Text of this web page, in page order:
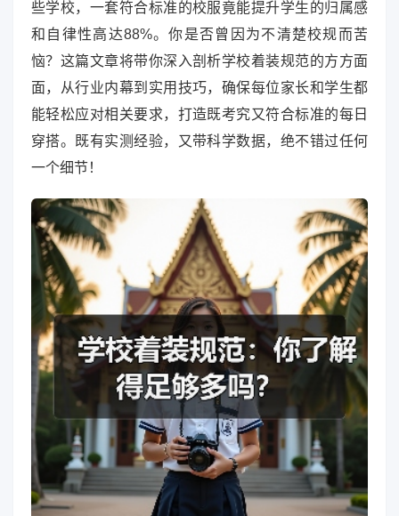
些学校，一套符合标准的校服竟能提升学生的归属感
和自律性高达88%。你是否曾因为不清楚校规而苦
恼？这篇文章将带你深入剖析学校着装规范的方方面
面，从行业内幕到实用技巧，确保每位家长和学生都
能轻松应对相关要求，打造既考究又符合标准的每日
穿搭。既有实测经验，又带科学数据，绝不错过任何
一个细节！